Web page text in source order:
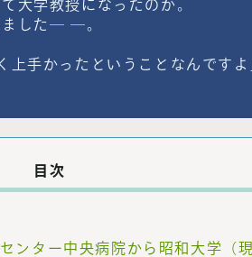
大学教授になったのか。
ました― ―。
上手かったということなんです
目次
ンター中央病院から昭和大学（